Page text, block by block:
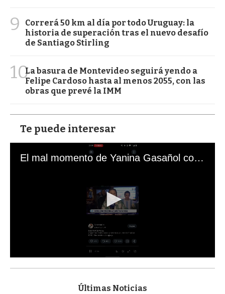
9
Correrá 50 km al día por todo Uruguay: la
historia de superación tras el nuevo desafío
de Santiago Stirling
10La basura de Montevideo seguirá yendo a
Felipe Cardoso hasta al menos 2055, con las
obras que prevé la IMM
Te puede interesar
El mal momento de Yanina Gasañol con un hincha argentino en "Subrayado"
s
Últimas Noticias